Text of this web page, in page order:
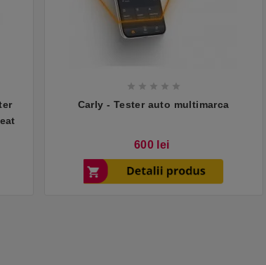
    
Carly - Tester auto multimarca
600 lei